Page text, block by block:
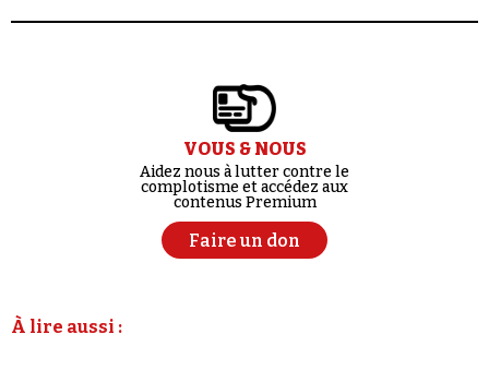
VOUS & NOUS
Aidez nous à lutter contre le
complotisme et accédez aux
contenus Premium
Faire un don
À lire aussi :